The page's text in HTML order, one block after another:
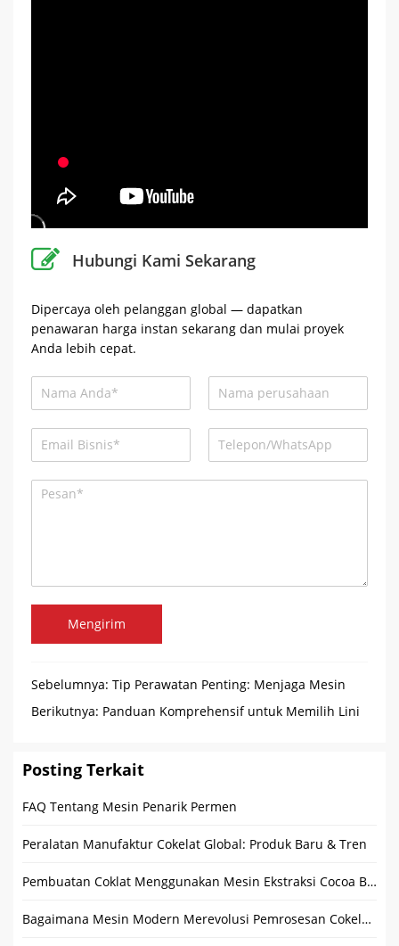
Hubungi Kami Sekarang
Dipercaya oleh pelanggan global — dapatkan
penawaran harga instan sekarang dan mulai proyek
Anda lebih cepat.
Mengirim
Sebelumnya: Tip Perawatan Penting: Menjaga Mesin
Pembuat Gummy Anda Berjalan Lancar
Berikutnya: Panduan Komprehensif untuk Memilih Lini
Posting Terkait
FAQ Tentang Mesin Penarik Permen
Peralatan Manufaktur Cokelat Global: Produk Baru & Tren
Pembuatan Coklat Menggunakan Mesin Ekstraksi Cocoa Butter
Bagaimana Mesin Modern Merevolusi Pemrosesan Cokelat?